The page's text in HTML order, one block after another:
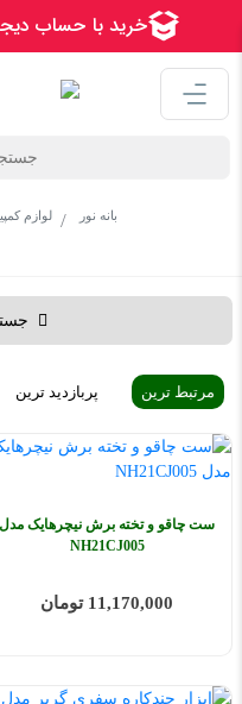
بانه نور لوازم
مرتبط ترین پربازدید ترین
ست چاقو و تخته برش نیچرهایک مدل
NH21CJ005
11,170,000 تومان